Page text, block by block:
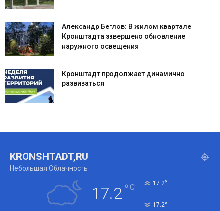
Александр Беглов: В жилом квартале
Кронштадта завершено обновление
наружного освещения
Кронштадт продолжает динамично
развиваться
KRONSHTADT,RU
Небольшая Облачность
17.2°C 17.2°
17.2°